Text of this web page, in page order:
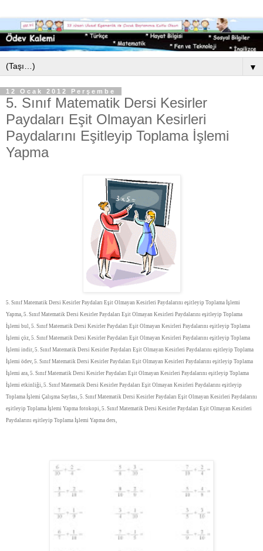
▼
12 Ocak 2012 Perşembe
5. Sınıf Matematik Dersi Kesirler
Paydaları Eşit Olmayan Kesirleri
Paydalarını Eşitleyip Toplama İşlemi
Yapma
5. Sınıf Matematik Dersi Kesirler Paydaları Eşit Olmayan Kesirleri Paydalarını eşitleyip Toplama İşlemi
Yapma, 5. Sınıf Matematik Dersi Kesirler Paydaları Eşit Olmayan Kesirleri Paydalarını eşitleyip Toplama
İşlemi bul, 5. Sınıf Matematik Dersi Kesirler Paydaları Eşit Olmayan Kesirleri Paydalarını eşitleyip Toplama
İşlemi çöz, 5. Sınıf Matematik Dersi Kesirler Paydaları Eşit Olmayan Kesirleri Paydalarını eşitleyip Toplama
İşlemi indir, 5. Sınıf Matematik Dersi Kesirler Paydaları Eşit Olmayan Kesirleri Paydalarını eşitleyip Toplama
İşlemi ödev, 5. Sınıf Matematik Dersi Kesirler Paydaları Eşit Olmayan Kesirleri Paydalarını eşitleyip Toplama
İşlemi ara, 5. Sınıf Matematik Dersi Kesirler Paydaları Eşit Olmayan Kesirleri Paydalarını eşitleyip Toplama
İşlemi etkinliği, 5. Sınıf Matematik Dersi Kesirler Paydaları Eşit Olmayan Kesirleri Paydalarını eşitleyip
Toplama İşlemi Çalışma Sayfası, 5. Sınıf Matematik Dersi Kesirler Paydaları Eşit Olmayan Kesirleri Paydalarını
eşitleyip Toplama İşlemi Yapma fotokopi, 5. Sınıf Matematik Dersi Kesirler Paydaları Eşit Olmayan Kesirleri
Paydalarını eşitleyip Toplama İşlemi Yapma ders,